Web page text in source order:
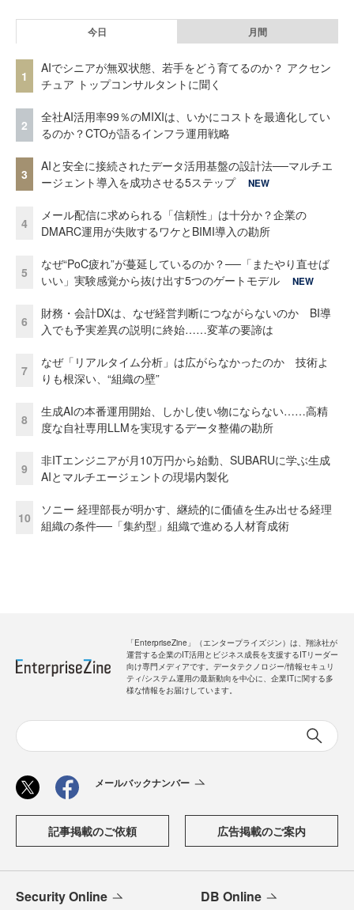
今日 月間
1
AIでシニアが無双状態、若手をどう育てるのか？ アクセン
チュア トップコンサルタントに聞く
2
全社AI活用率99％のMIXIは、いかにコストを最適化してい
るのか？CTOが語るインフラ運用戦略
3
AIと安全に接続されたデータ活用基盤の設計法──マルチエ
ージェント導入を成功させる5ステップ
NEW
4
メール配信に求められる「信頼性」は十分か？企業の
DMARC運用が失敗するワケとBIMI導入の勘所
5
なぜ“PoC疲れ”が蔓延しているのか？──「またやり直せば
いい」実験感覚から抜け出す5つのゲートモデル
NEW
6
財務・会計DXは、なぜ経営判断につながらないのか BI導
入でも予実差異の説明に終始……変革の要諦は
7
なぜ「リアルタイム分析」は広がらなかったのか 技術よ
りも根深い、“組織の壁”
8
生成AIの本番運用開始、しかし使い物にならない……高精
度な自社専用LLMを実現するデータ整備の勘所
9
非ITエンジニアが月10万円から始動、SUBARUに学ぶ生成
AIとマルチエージェントの現場内製化
10
ソニー 経理部長が明かす、継続的に価値を生み出せる経理
組織の条件──「集約型」組織で進める人材育成術
「EnterpriseZine」（エンタープライズジン）は、翔泳社が
運営する企業のIT活用とビジネス成長を支援するITリーダー
向け専門メディアです。データテクノロジー/情報セキュリ
ティ/システム運用の最新動向を中心に、企業ITに関する多
様な情報をお届けしています。
メールバックナンバー
記事掲載のご依頼 広告掲載のご案内
Security Online DB Online